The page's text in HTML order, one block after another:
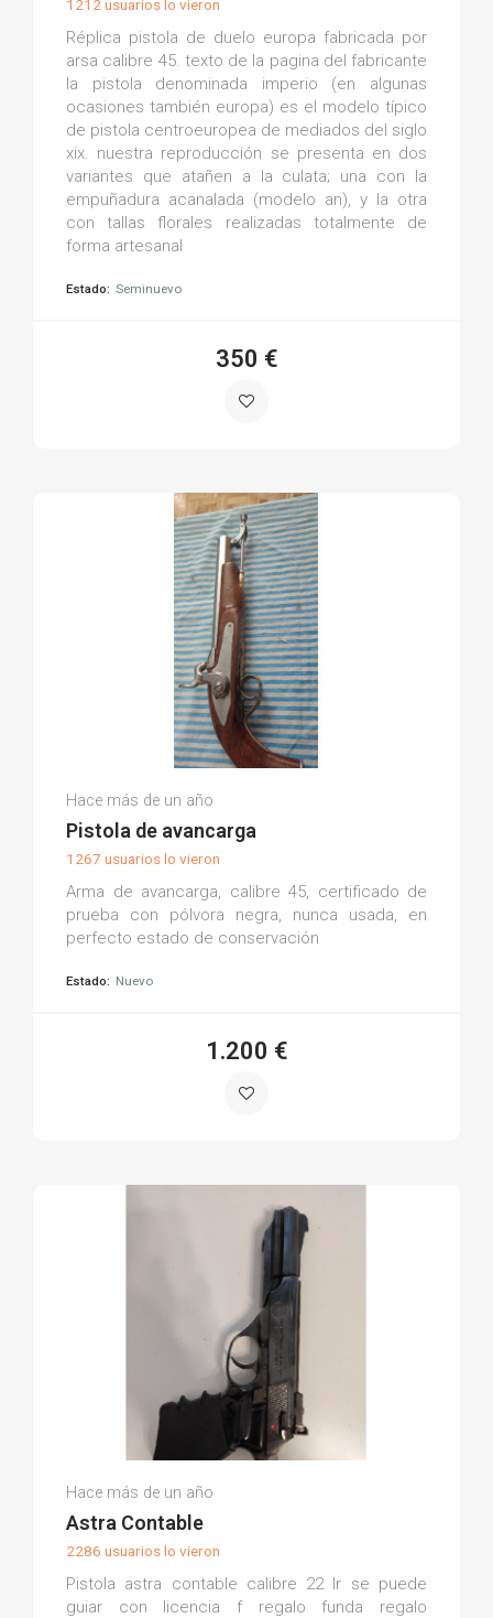
1212 usuarios lo vieron
Réplica pistola de duelo europa fabricada por
arsa calibre 45. texto de la pagina del fabricante
la pistola denominada imperio (en algunas
ocasiones también europa) es el modelo típico
de pistola centroeuropea de mediados del siglo
xix. nuestra reproducción se presenta en dos
variantes que atañen a la culata; una con la
empuñadura acanalada (modelo an), y la otra
con tallas florales realizadas totalmente de
forma artesanal
Estado: Seminuevo
350 €
Luis R.
Hace más de un año
Pistola de avancarga
1267 usuarios lo vieron
Arma de avancarga, calibre 45, certificado de
prueba con pólvora negra, nunca usada, en
perfecto estado de conservación
Estado: Nuevo
1.200 €
José Faustino G.
Hace más de un año
Astra Contable
2286 usuarios lo vieron
Pistola astra contable calibre 22 lr se puede
guiar con licencia f regalo funda regalo